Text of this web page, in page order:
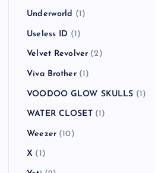
Underworld (1)
Useless ID (1)
Velvet Revolver (2)
Viva Brother(1)
VOODOO GLOW SKULLS (1)
WATER CLOSET(1)
Weezer(10)
X (1)